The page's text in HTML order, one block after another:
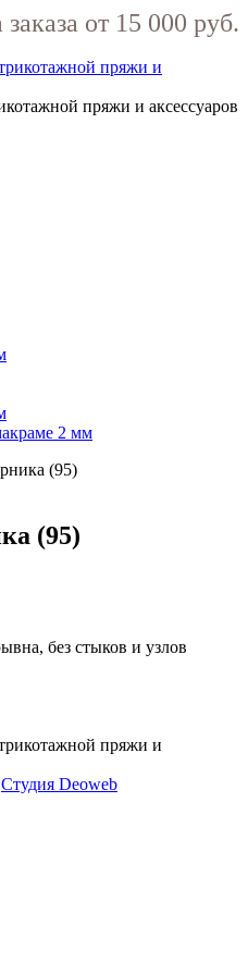
от 15 000 руб.
пряжи и аксессуаров
2 мм
(95)
(95)
без стыков и узлов
пряжи и
Студия Deoweb